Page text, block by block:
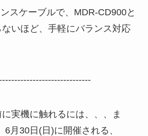
スケーブルで、MDR-CD900と
いほど、手軽にバランス対応
実機に触れるには、、、ま
月30日(日)に開催される、